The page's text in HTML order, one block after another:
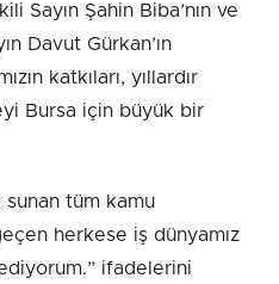
Sayın Şahin Biba’nın ve
Davut Gürkan’ın
katkıları, yıllardır
Bursa için büyük bir
sunan tüm kamu
herkese iş dünyamız
ifadelerini